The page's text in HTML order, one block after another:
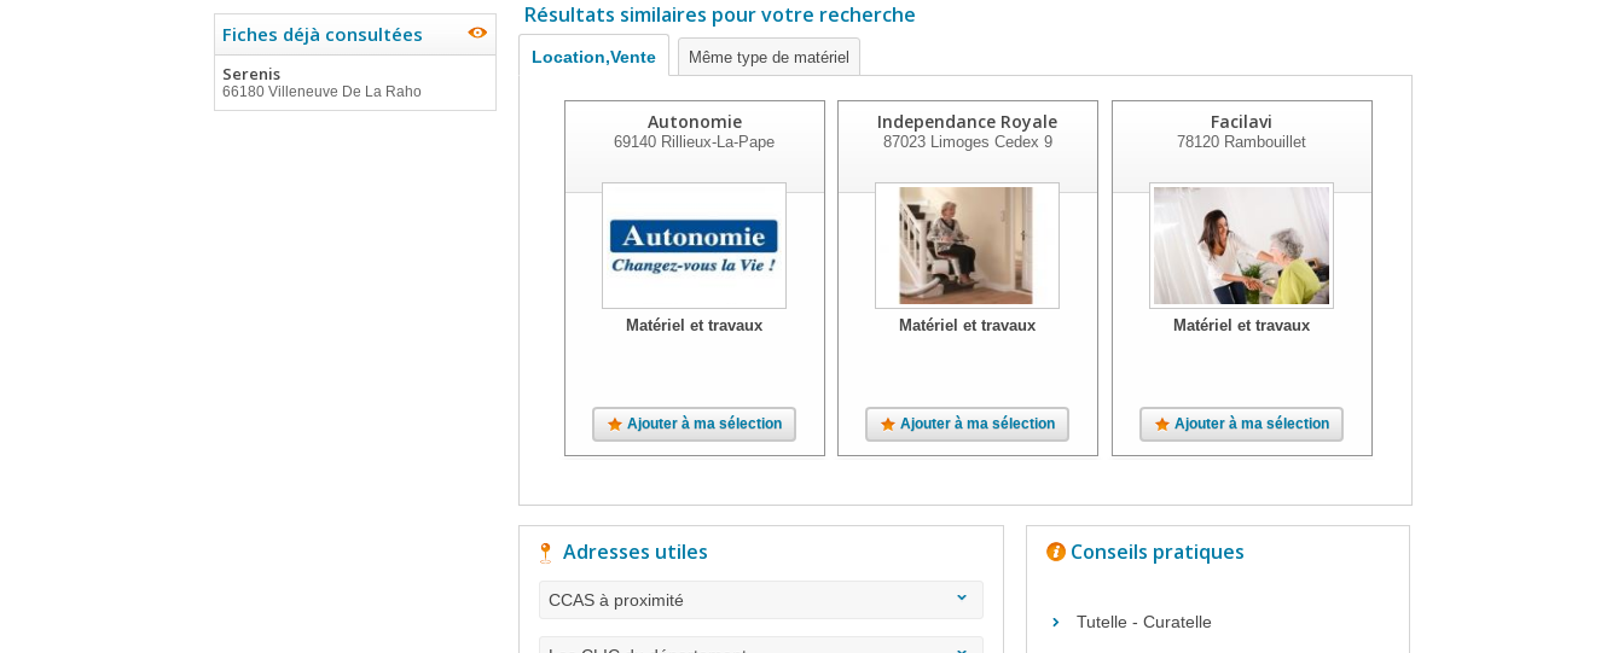
Fiches déjà consultées
Serenis
66180 Villeneuve De La Raho
Résultats similaires pour votre recherche
Location,Vente Même type de matériel
Autonomie
69140 Rillieux-La-Pape
Matériel et travaux
Ajouter à ma sélection
Independance Royale
87023Limoges Cedex 9
Matériel et travaux
Ajouter à ma sélection
Facilavi
78120Rambouillet
Matériel et travaux
Ajouter à ma sélection
Adresses utiles
CCAS à proximité
Conseils pratiques
Tutelle - Curatelle